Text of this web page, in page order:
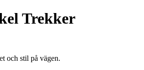
Trekker
och stil på vägen.